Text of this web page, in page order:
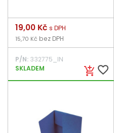
add_shopping_cart favorite_border
Cena
19,00 Kč s DPH
15,70 Kč bez DPH
P/N: 332775_IN
SKLADEM